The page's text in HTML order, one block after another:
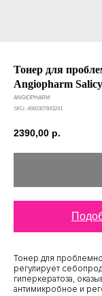
Тонер для
Angiopharm
ANGIOPHARM
SKU: 4660307843241
2390,00 р.
Тонер для
регулирует
гиперкератоза,
антимикробное и